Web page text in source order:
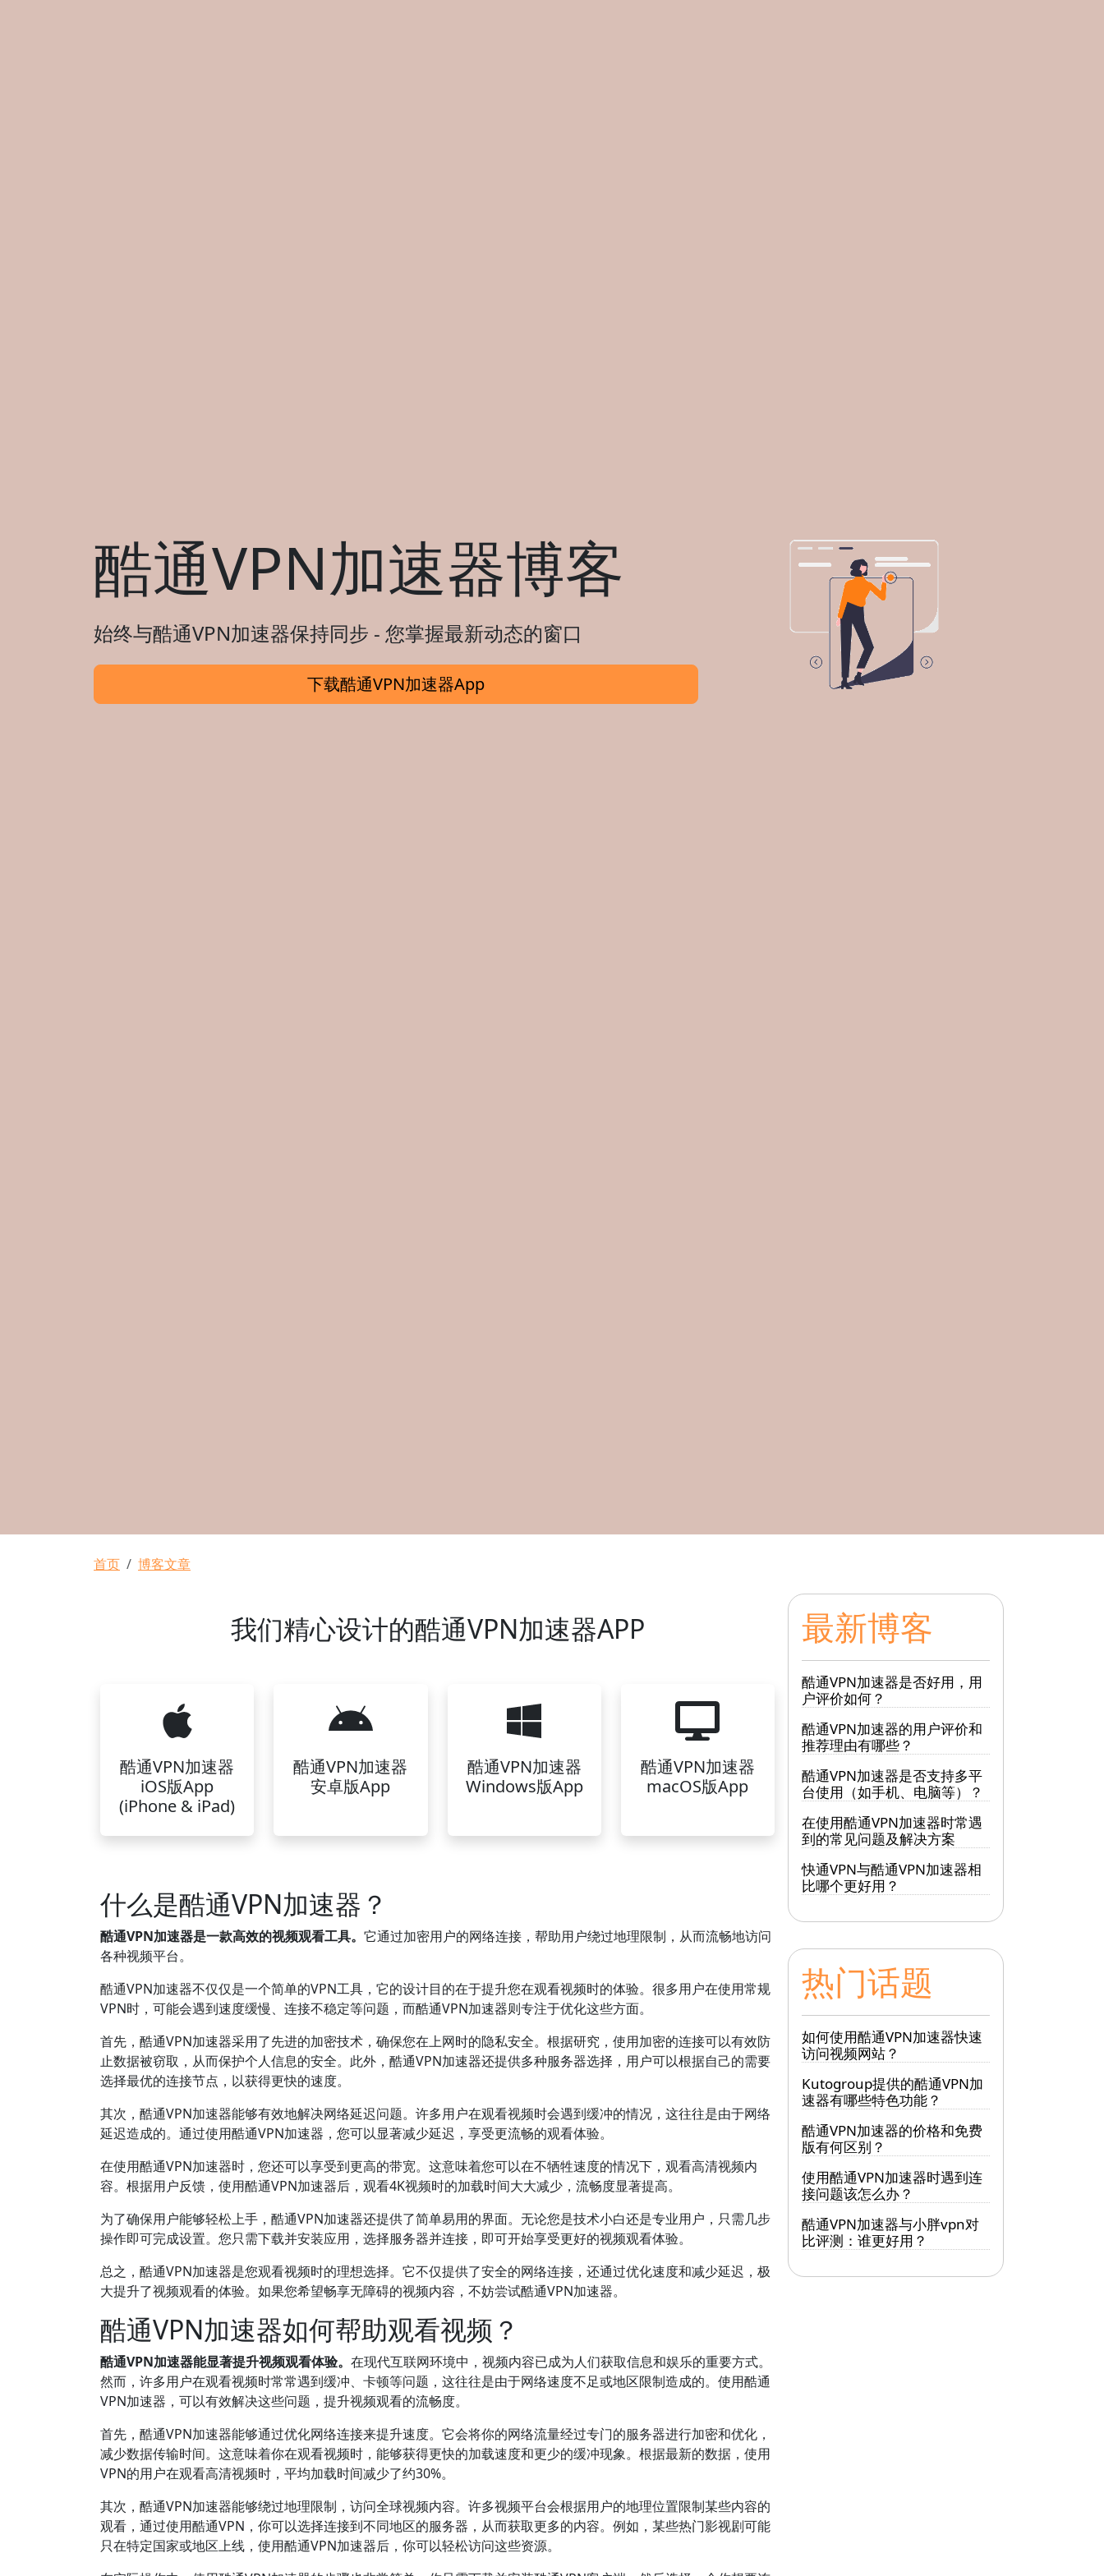
酷通VPN加速器博客
始终与酷通VPN加速器保持同步 - 您掌握最新动态的窗口
下载酷通VPN加速器App
面包屑
首页 博客文章
我们精心设计的酷通VPN加速器APP
酷通VPN加速器
iOS版App
(iPhone & iPad)
酷通VPN加速器
安卓版App
酷通VPN加速器
Windows版App
酷通VPN加速器
macOS版App
什么是酷通VPN加速器？
酷通VPN加速器是一款高效的视频观看工具。 它通过加密用户的网络连接，帮助用户绕过地理限制，从而流畅地访问
各种视频平台。
酷通VPN加速器不仅仅是一个简单的VPN工具，它的设计目的在于提升您在观看视频时的体验。很多用户在使用常规
VPN时，可能会遇到速度缓慢、连接不稳定等问题，而酷通VPN加速器则专注于优化这些方面。
首先，酷通VPN加速器采用了先进的加密技术，确保您在上网时的隐私安全。根据研究，使用加密的连接可以有效防
止数据被窃取，从而保护个人信息的安全。此外，酷通VPN加速器还提供多种服务器选择，用户可以根据自己的需要
选择最优的连接节点，以获得更快的速度。
其次，酷通VPN加速器能够有效地解决网络延迟问题。许多用户在观看视频时会遇到缓冲的情况，这往往是由于网络
延迟造成的。通过使用酷通VPN加速器，您可以显著减少延迟，享受更流畅的观看体验。
在使用酷通VPN加速器时，您还可以享受到更高的带宽。这意味着您可以在不牺牲速度的情况下，观看高清视频内
容。根据用户反馈，使用酷通VPN加速器后，观看4K视频时的加载时间大大减少，流畅度显著提高。
为了确保用户能够轻松上手，酷通VPN加速器还提供了简单易用的界面。无论您是技术小白还是专业用户，只需几步
操作即可完成设置。您只需下载并安装应用，选择服务器并连接，即可开始享受更好的视频观看体验。
总之，酷通VPN加速器是您观看视频时的理想选择。它不仅提供了安全的网络连接，还通过优化速度和减少延迟，极
大提升了视频观看的体验。如果您希望畅享无障碍的视频内容，不妨尝试酷通VPN加速器。
酷通VPN加速器如何帮助观看视频？
酷通VPN加速器能显著提升视频观看体验。 在现代互联网环境中，视频内容已成为人们获取信息和娱乐的重要方式。
然而，许多用户在观看视频时常常遇到缓冲、卡顿等问题，这往往是由于网络速度不足或地区限制造成的。使用酷通
VPN加速器，可以有效解决这些问题，提升视频观看的流畅度。
首先，酷通VPN加速器能够通过优化网络连接来提升速度。它会将你的网络流量经过专门的服务器进行加密和优化，
减少数据传输时间。这意味着你在观看视频时，能够获得更快的加载速度和更少的缓冲现象。根据最新的数据，使用
VPN的用户在观看高清视频时，平均加载时间减少了约30%。
其次，酷通VPN加速器能够绕过地理限制，访问全球视频内容。许多视频平台会根据用户的地理位置限制某些内容的
观看，通过使用酷通VPN，你可以选择连接到不同地区的服务器，从而获取更多的内容。例如，某些热门影视剧可能
只在特定国家或地区上线，使用酷通VPN加速器后，你可以轻松访问这些资源。
最新博客
酷通VPN加速器是否好用，用
户评价如何？
酷通VPN加速器的用户评价和
推荐理由有哪些？
酷通VPN加速器是否支持多平
台使用（如手机、电脑等）？
在使用酷通VPN加速器时常遇
到的常见问题及解决方案
快通VPN与酷通VPN加速器相
比哪个更好用？
热门话题
如何使用酷通VPN加速器快速
访问视频网站？
Kutogroup提供的酷通VPN加
速器有哪些特色功能？
酷通VPN加速器的价格和免费
版有何区别？
使用酷通VPN加速器时遇到连
接问题该怎么办？
酷通VPN加速器与小胖vpn对
比评测：谁更好用？